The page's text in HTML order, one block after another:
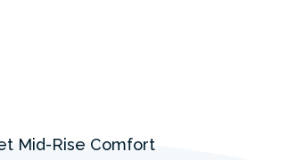
Mid-Rise Comfort